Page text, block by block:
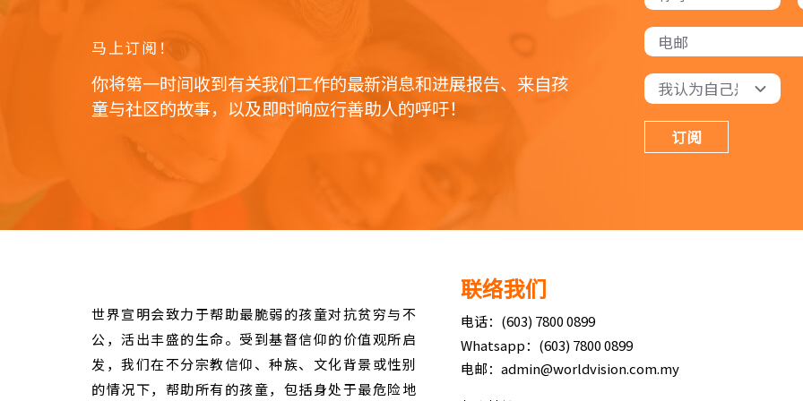
马上订阅！
你将第一时间收到有关我们工作的最新消息和进展报告、来自孩
童与社区的故事，以及即时响应行善助人的呼吁！
订阅
世界宣明会致力于帮助最脆弱的孩童对抗贫穷与不
公，活出丰盛的生命。受到基督信仰的价值观所启
发，我们在不分宗教信仰、种族、文化背景或性别
的情况下，帮助所有的孩童，包括身处于最危险地
联络我们
电话：(603) 7800 0899
Whatsapp：(603) 7800 0899
电邮：admin@worldvision.com.my